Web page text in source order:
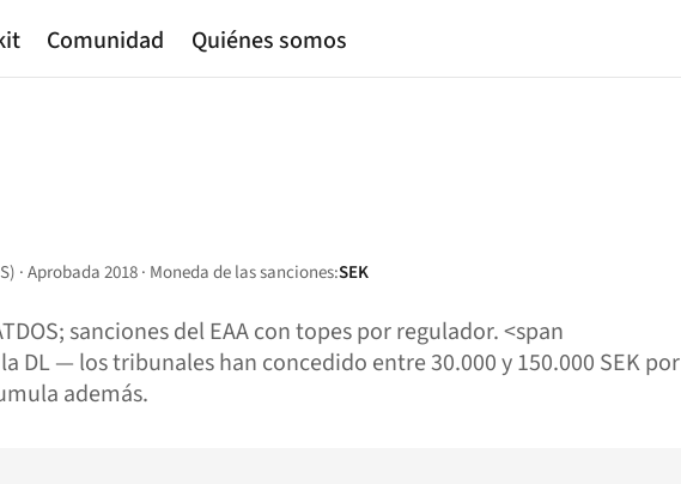
Comunidad Quiénes somos
· Aprobada 2018 · Moneda de las sanciones:SEK
sanciones del EAA con topes por regulador. <span
— los tribunales han concedido entre 30.000 y 150.000 SEK por
además.